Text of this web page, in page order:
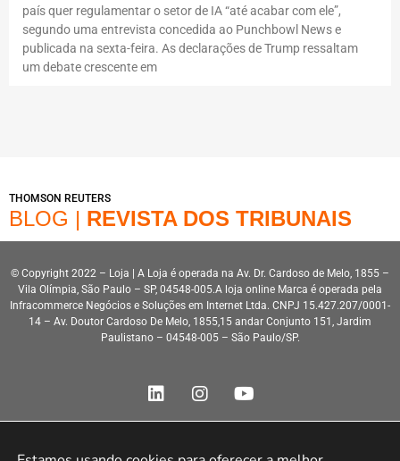
país quer regulamentar o setor de IA “até acabar com ele”,
segundo uma entrevista concedida ao Punchbowl News e
publicada na sexta-feira. As declarações de Trump ressaltam
um debate crescente em
THOMSON REUTERS
BLOG | REVISTA DOS TRIBUNAIS
© Copyright 2022 – Loja | A Loja é operada na Av. Dr. Cardoso de Melo, 1855 –
Vila Olímpia, São Paulo – SP, 04548-005.A loja online Marca é operada pela
Infracommerce Negócios e Soluções em Internet Ltda. CNPJ 15.427.207/0001-
14 – Av. Doutor Cardoso De Melo, 1855,15 andar Conjunto 151, Jardim
Paulistano – 04548-005 – São Paulo/SP.